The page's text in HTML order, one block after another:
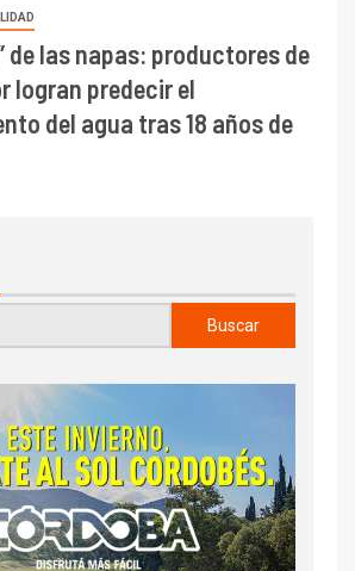
de las napas: productores de
logran predecir el
del agua tras 18 años de
Buscar